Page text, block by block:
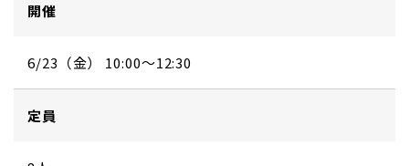
開催
6/23（金） 10:00～12:30
定員